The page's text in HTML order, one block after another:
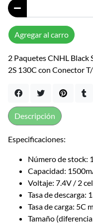
Agregar al carro
2 Paquetes CNHL Black
2S 130C con Conector
Especificaciones:
Número de stock:
Capacidad:
Voltaje: 7.4V / 2
Tasa de descarga:
Tasa de carga: 5C
Tamaño
Descripción